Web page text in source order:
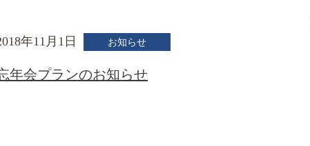
年11月1日 お知らせ
年会プランのお知らせ